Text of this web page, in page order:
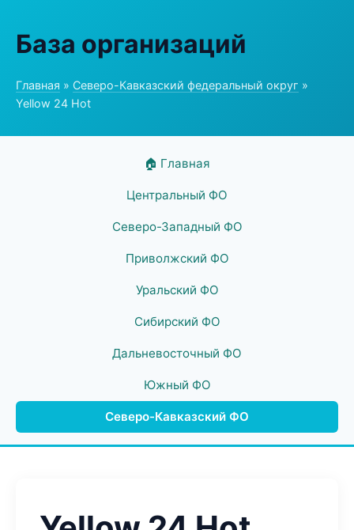
База организаций
Главная » Северо-Кавказский федеральный округ »
Yellow 24 Hot
🏠 Главная
Центральный ФО
Северо-Западный ФО
Приволжский ФО
Уральский ФО
Сибирский ФО
Дальневосточный ФО
Южный ФО
Северо-Кавказский ФО